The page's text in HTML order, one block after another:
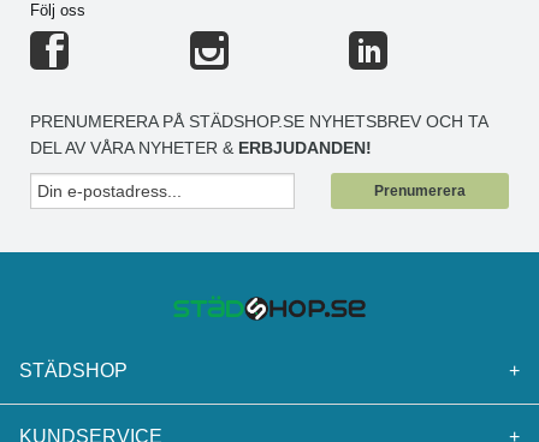
Följ oss
PRENUMERERA PÅ STÄDSHOP.SE NYHETSBREV OCH TA
DEL AV VÅRA NYHETER & ERBJUDANDEN!
Prenumerera
STÄDSHOP +
KUNDSERVICE +